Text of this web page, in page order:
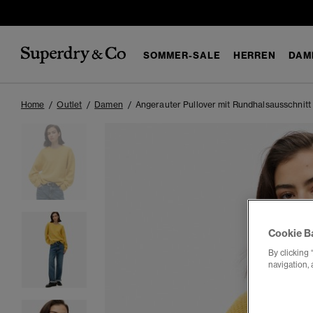
SOMMER-SALE HERREN
Home Outlet Damen Angerauter Pullover mit Rundhalsausschnitt
Cookie
By clicking
navigation,